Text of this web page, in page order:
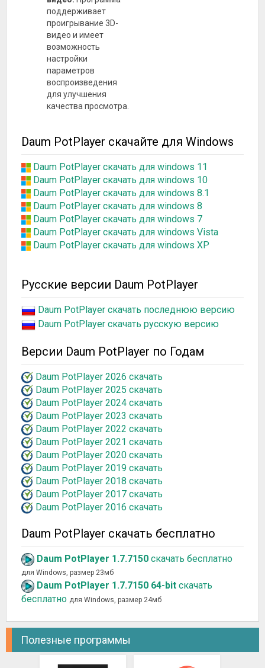
поддерживает
проигрывание 3D-
видео и имеет
возможность
настройки
параметров
воспроизведения
для улучшения
качества просмотра.
Daum PotPlayer скачайте для Windows
Daum PotPlayer скачать для windows 11
Daum PotPlayer скачать для windows 10
Daum PotPlayer скачать для windows 8.1
Daum PotPlayer скачать для windows 8
Daum PotPlayer скачать для windows 7
Daum PotPlayer скачать для windows Vista
Daum PotPlayer скачать для windows XP
Русские версии Daum PotPlayer
Daum PotPlayer скачать последнюю версию
Daum PotPlayer скачать русскую версию
Версии Daum PotPlayer по Годам
Daum PotPlayer 2026 скачать
Daum PotPlayer 2025 скачать
Daum PotPlayer 2024 скачать
Daum PotPlayer 2023 скачать
Daum PotPlayer 2022 скачать
Daum PotPlayer 2021 скачать
Daum PotPlayer 2020 скачать
Daum PotPlayer 2019 скачать
Daum PotPlayer 2018 скачать
Daum PotPlayer 2017 скачать
Daum PotPlayer 2016 скачать
Daum PotPlayer скачать бесплатно
Daum PotPlayer 1.7.7150 скачать бесплатно
для Windows, размер 23мб
Daum PotPlayer 1.7.7150 64-bit скачать
бесплатно для Windows, размер 24мб
Полезные программы